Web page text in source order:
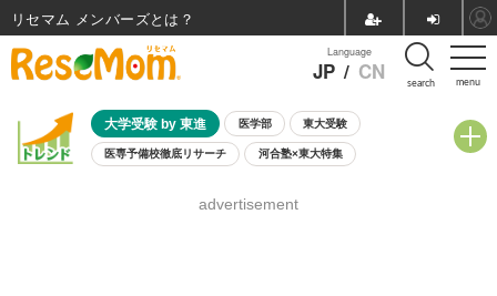
menu
Language
JP / CN search
大学受験 by 東進 医学部 東大受験
医専予備校徹底リサーチ 河合塾×東大特集
8月開催学校説明会・相談会
advertisement
リセマム メンバーズ